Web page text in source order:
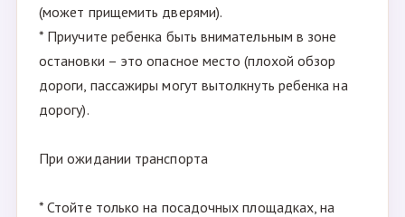
(может прищемить дверями).
* Приучите ребенка быть внимательным в зоне
остановки – это опасное место (плохой обзор
дороги, пассажиры могут вытолкнуть ребенка на
дорогу).
При ожидании транспорта
* Стойте только на посадочных площадках, на